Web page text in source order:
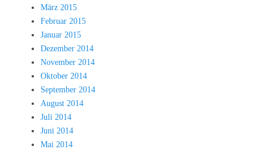
März 2015
Februar 2015
Januar 2015
Dezember 2014
November 2014
Oktober 2014
September 2014
August 2014
Juli 2014
Juni 2014
Mai 2014